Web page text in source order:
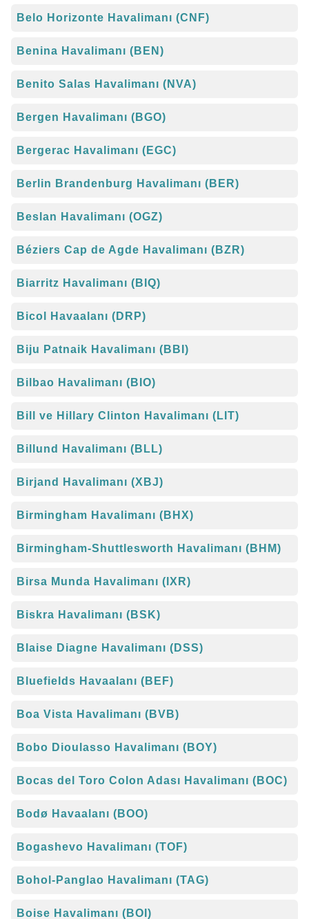
Belo Horizonte Havalimanı (CNF)
Benina Havalimanı (BEN)
Benito Salas Havalimanı (NVA)
Bergen Havalimanı (BGO)
Bergerac Havalimanı (EGC)
Berlin Brandenburg Havalimanı (BER)
Beslan Havalimanı (OGZ)
Béziers Cap de Agde Havalimanı (BZR)
Biarritz Havalimanı (BIQ)
Bicol Havaalanı (DRP)
Biju Patnaik Havalimanı (BBI)
Bilbao Havalimanı (BIO)
Bill ve Hillary Clinton Havalimanı (LIT)
Billund Havalimanı (BLL)
Birjand Havalimanı (XBJ)
Birmingham Havalimanı (BHX)
Birmingham-Shuttlesworth Havalimanı (BHM)
Birsa Munda Havalimanı (IXR)
Biskra Havalimanı (BSK)
Blaise Diagne Havalimanı (DSS)
Bluefields Havaalanı (BEF)
Boa Vista Havalimanı (BVB)
Bobo Dioulasso Havalimanı (BOY)
Bocas del Toro Colon Adası Havalimanı (BOC)
Bodø Havaalanı (BOO)
Bogashevo Havalimanı (TOF)
Bohol-Panglao Havalimanı (TAG)
Boise Havalimanı (BOI)